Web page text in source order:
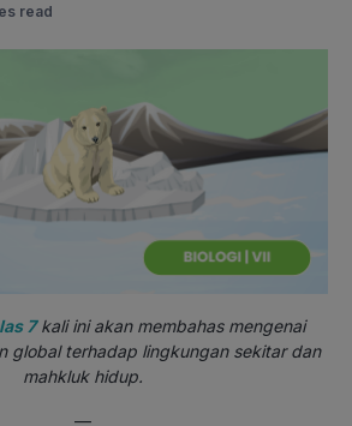
read
7kali ini akan membahas mengenai
global terhadap lingkungan sekitar dan
mahkluk hidup.
—